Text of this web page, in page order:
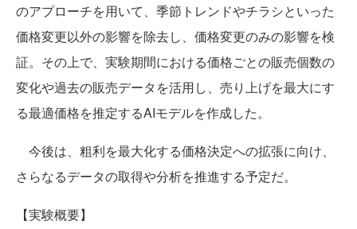
のアプローチを用いて、季節トレンドやチラシといった
価格変更以外の影響を除去し、価格変更のみの影響を検
証。その上で、実験期間における価格ごとの販売個数の
変化や過去の販売データを活用し、売り上げを最大にす
る最適価格を推定するAIモデルを作成した。
今後は、粗利を最大化する価格決定への拡張に向け、
さらなるデータの取得や分析を推進する予定だ。
【実験概要】